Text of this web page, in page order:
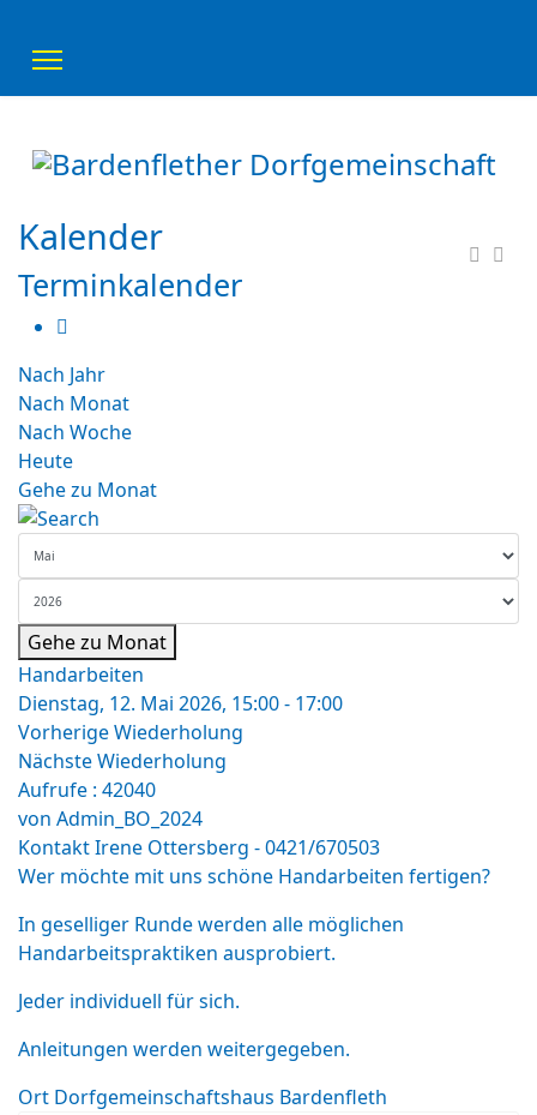
Kalender
Terminkalender
Nach Jahr
Nach Monat
Nach Woche
Heute
Gehe zu Monat
Gehe zu Monat
Handarbeiten
Dienstag, 12. Mai 2026, 15:00 - 17:00
Vorherige Wiederholung
Nächste Wiederholung
Aufrufe : 42040
von Admin_BO_2024
KontaktIrene Ottersberg - 0421/670503
Wer möchte mit uns schöne Handarbeiten fertigen?
In geselliger Runde werden alle möglichen
Handarbeitspraktiken ausprobiert.
Jeder individuell für sich.
Anleitungen werden weitergegeben.
Ort Dorfgemeinschaftshaus Bardenfleth